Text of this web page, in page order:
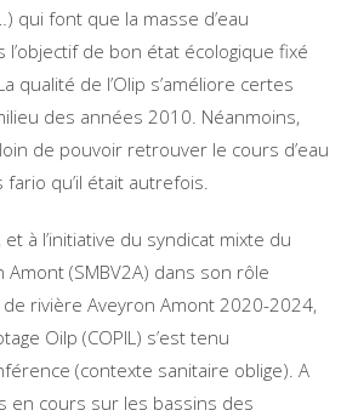
qui font que la masse d’eau
l’objectif de bon état écologique fixé
qualité de l’Olip s’améliore certes
des années 2010. Néanmoins,
de pouvoir retrouver le cours d’eau
qu’il était autrefois.
à l’initiative du syndicat mixte du
(SMBV2A) dans son rôle
rivière Aveyron Amont 2020-2024,
Oilp (COPIL) s’est tenu
(contexte sanitaire oblige). A
en cours sur les bassins des